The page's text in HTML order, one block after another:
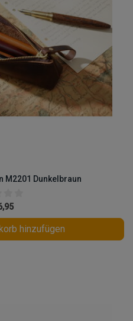
M2201 Dunkelbraun
hinzufügen